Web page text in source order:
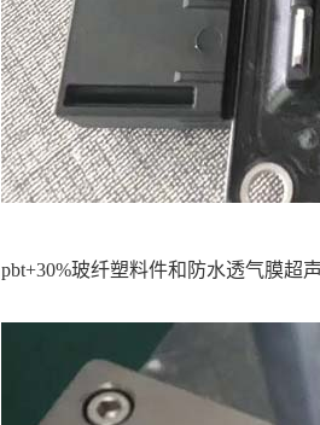
pbt+30%玻纤塑料件和防水透气膜超